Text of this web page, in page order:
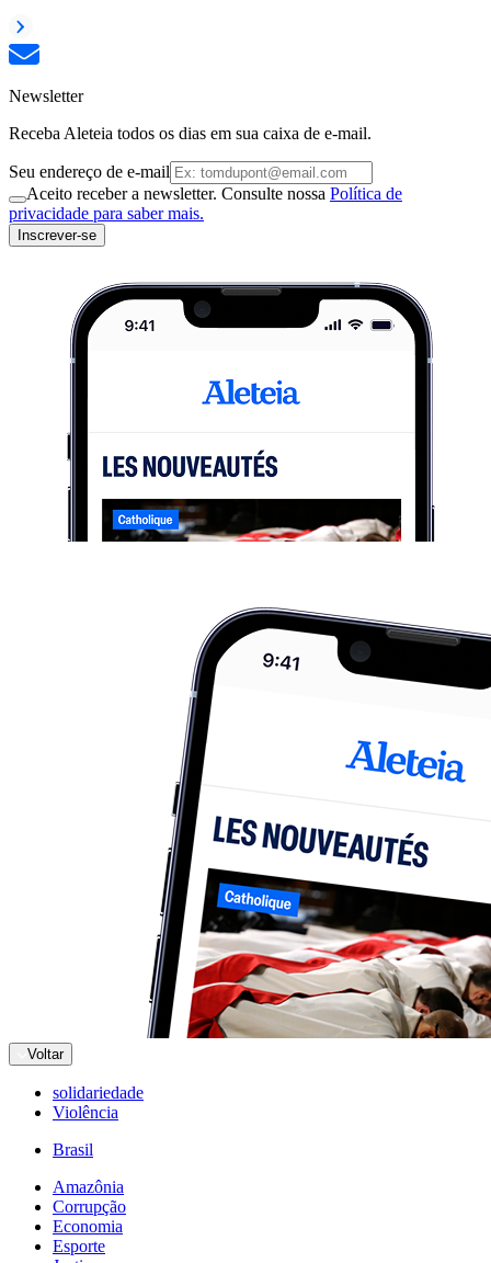
Newsletter
Receba Aleteia todos os dias em sua caixa de e-mail.
Seu endereço de e-mail
Aceito receber a newsletter. Consulte nossa Política de
privacidade para saber mais.
Inscrever-se
Voltar
solidariedade
Violência
Brasil
Amazônia
Corrupção
Economia
Esporte